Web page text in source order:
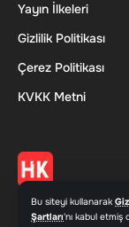
Bu siteyi kullanarak
Şartları'nı kabul etmiş
Yayın İlkeleri
Gizlilik Politikası
Çerez Politikası
KVKK Metni
© 2026 Haber